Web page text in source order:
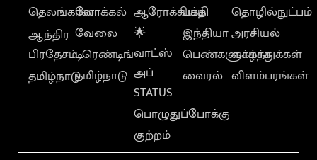
தெலங்கானா
ஆந்திர
பிரதேசம்
தமிழ்நாடு
லோக்கல்
வேலை
டிரெண்டிங்
தமிழ்நாடு
ஆரோக்கியம்
🌟
வாட்ஸ்
அப்
STATUS
பொழுதுப்போக்கு
குற்றம்
பக்தி
இந்தியா
பெண்களுக்காக
வைரல்
தொழில்நுட்பம்
அரசியல்
வாழ்த்துக்கள்
விளம்பரங்கள்